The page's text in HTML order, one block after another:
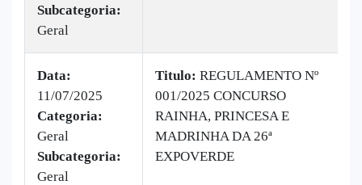
Subcategoria:
Geral
Data:
11/07/2025
Categoria:
Geral
Subcategoria:
Geral
Titulo: REGULAMENTO Nº
001/2025 CONCURSO
RAINHA, PRINCESA E
MADRINHA DA 26ª
EXPOVERDE